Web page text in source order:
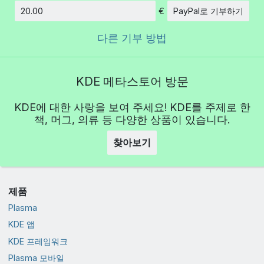
€ PayPal로 기부하기
다른 기부 방법
KDE 메타스토어 방문
KDE에 대한 사랑을 보여 주세요! KDE를 주제로 한
책, 머그, 의류 등 다양한 상품이 있습니다.
찾아보기
제품
Plasma
KDE 앱
KDE 프레임워크
Plasma 모바일